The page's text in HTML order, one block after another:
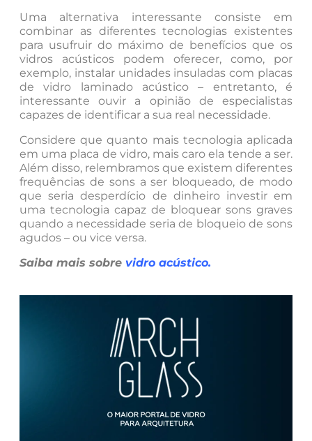
Uma alternativa interessante consiste em
combinar as diferentes tecnologias existentes
para usufruir do máximo de benefícios que os
vidros acústicos podem oferecer, como, por
exemplo, instalar unidades insuladas com placas
de vidro laminado acústico – entretanto, é
interessante ouvir a opinião de especialistas
capazes de identificar a sua real necessidade.
Considere que quanto mais tecnologia aplicada
em uma placa de vidro, mais caro ela tende a ser.
Além disso, relembramos que existem diferentes
frequências de sons a ser bloqueado, de modo
que seria desperdício de dinheiro investir em
uma tecnologia capaz de bloquear sons graves
quando a necessidade seria de bloqueio de sons
agudos – ou vice versa.
Saiba mais sobre vidro acústico.